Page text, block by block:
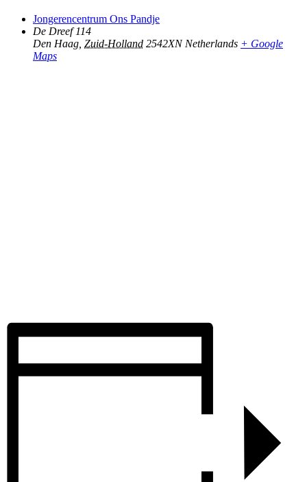
Jongerencentrum Ons Pandje
De Dreef 114
Den Haag Zuid-Holland 2542XN Netherlands + Google
Maps